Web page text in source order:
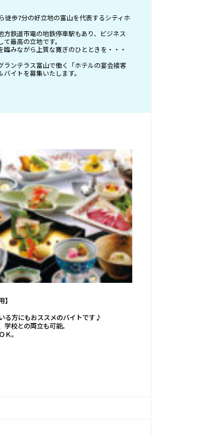
徒歩7分の好立地の富山を代表するシティホ
方鉄道市電の地鉄停車駅もあり、ビジネス
最高の立地です。
臨みながら上質な寛ぎのひとときを・・・
ランテラス富山で働く「ホテルの宴会接客
イトを募集いたします。
】
る方にもおススメのバイトです♪
学校との両立も可能。
。